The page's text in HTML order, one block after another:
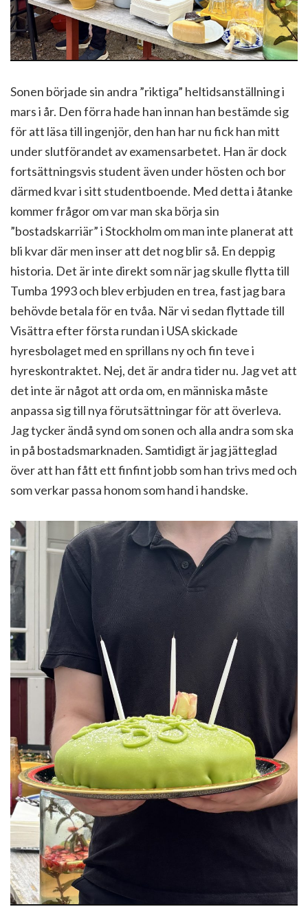
Sonen började sin andra ”riktiga” heltidsanställning i
mars i år. Den förra hade han innan han bestämde sig
för att läsa till ingenjör, den han har nu fick han mitt
under slutförandet av examensarbetet. Han är dock
fortsättningsvis student även under hösten och bor
därmed kvar i sitt studentboende. Med detta i åtanke
kommer frågor om var man ska börja sin
”bostadskarriär” i Stockholm om man inte planerat att
bli kvar där men inser att det nog blir så. En deppig
historia. Det är inte direkt som när jag skulle flytta till
Tumba 1993 och blev erbjuden en trea, fast jag bara
behövde betala för en tvåa. När vi sedan flyttade till
Visättra efter första rundan i USA skickade
hyresbolaget med en sprillans ny och fin teve i
hyreskontraktet. Nej, det är andra tider nu. Jag vet att
det inte är något att orda om, en människa måste
anpassa sig till nya förutsättningar för att överleva.
Jag tycker ändå synd om sonen och alla andra som ska
in på bostadsmarknaden. Samtidigt är jag jätteglad
över att han fått ett finfint jobb som han trivs med och
som verkar passa honom som hand i handske.